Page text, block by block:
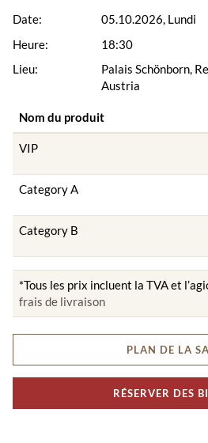
Date:
Heure:
Lieu:
05.10.2026, Lundi
18:30
Palais Schönborn,
Austria
Nom du produit
VIP
Category A
Category B
*Tous les prix incluent la TVA et
frais de livraison
PLAN DE LA
RÉSERVER DES